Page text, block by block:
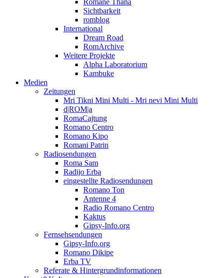
Romane Thana
Sichtbarkeit
romblog
International
Dream Road
RomArchive
Weitere Projekte
Alpha Laboratorium
Kambuke
Medien
Zeitungen
Mri Tikni Mini Multi - Mri nevi Mini Multi
d|ROM|a
RomaCajtung
Romano Centro
Romano Kipo
Romani Patrin
Radiosendungen
Roma Sam
Radijo Erba
eingestellte Radiosendungen
Romano Ton
Antenne 4
Radio Romano Centro
Kaktus
Gipsy-Info.org
Fernsehsendungen
Gipsy-Info.org
Romano Dikipe
Erba TV
Referate & Hintergrundinformationen